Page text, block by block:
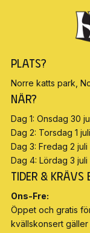
Plats?
Norre katts park,
När?
Dag 1: Onsdag 30
Dag 2: Torsdag 1 juli
Dag 3: Fredag 2 juli
Dag 4: Lördag 3 juli
Tider &
Ons-Fre:
Öppet och gratis
kvällskonsert gäller